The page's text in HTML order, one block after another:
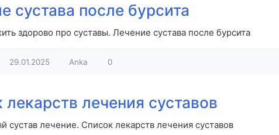
сустава после бурсита
здорово про суставы. Лечение сустава после бурсита
29.01.2025 Anka 0
лекарств лечения суставов
сустав лечение. Список лекарств лечения суставов